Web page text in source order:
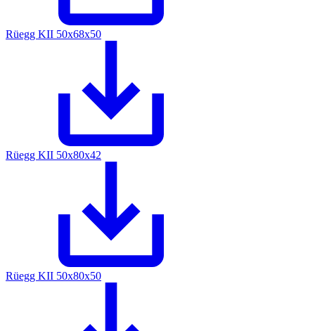
Rüegg KII 50x68x50
Rüegg KII 50x80x42
Rüegg KII 50x80x50